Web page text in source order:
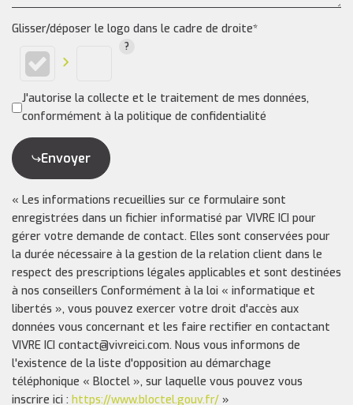
Glisser/déposer le logo dans le cadre de droite*
J'autorise la collecte et le traitement de mes données,
conformément à la politique de confidentialité
Envoyer
« Les informations recueillies sur ce formulaire sont
enregistrées dans un fichier informatisé par VIVRE ICI pour
gérer votre demande de contact. Elles sont conservées pour
la durée nécessaire à la gestion de la relation client dans le
respect des prescriptions légales applicables et sont destinées
à nos conseillers Conformément à la loi « informatique et
libertés », vous pouvez exercer votre droit d'accès aux
données vous concernant et les faire rectifier en contactant
VIVRE ICI contact@vivreici.com. Nous vous informons de
l'existence de la liste d'opposition au démarchage
téléphonique « Bloctel », sur laquelle vous pouvez vous
inscrire ici : https://www.bloctel.gouv.fr/ »